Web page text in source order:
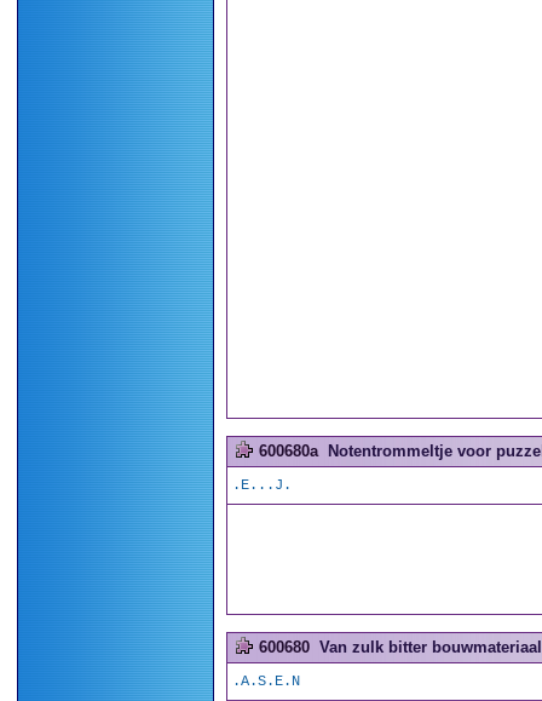
600680a Notentrommeltje voor
.E...J.
600680 Van zulk bitter
.A.S.E.N